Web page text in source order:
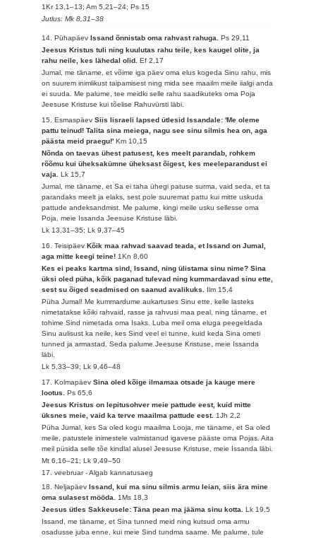
1Kr 13,1–13; Am 5,21–24; Ps 15
Jutlus: Mk 8,31–38
14. PühapäevIssand õnnistab oma rahvast rahuga.Ps 29,11
Jeesus Kristus tuli ning kuulutas rahu teile, kes kaugel olite, ja
rahu neile, kes lähedal olid.Ef 2,17
Jumal, me täname, et võime iga päev oma elus kogeda Sinu rahu, mis
on suurem inimlikust taipamisest ning mida see maailm meile iialgi anda
ei suuda. Me palume, tee meidki selle rahu saadikuteks oma Poja
Jeesuse Kristuse kui tõelise Rahuvürsti läbi.
15. EsmaspäevSiis Iisraeli lapsed ütlesid Issandale: 'Me oleme
pattu teinud! Talita sina meiega, nagu see sinu silmis hea on, aga
päästa meid praegu!'Km 10,15
Nõnda on taevas ühest patusest, kes meelt parandab, rohkem
rõõmu kui üheksakümne üheksast õigest, kes meeleparandust ei
vaja.Lk 15,7
Jumal, me täname, et Sa ei taha ühegi patuse surma, vaid seda, et ta
parandaks meelt ja elaks, sest pole suuremat pattu kui mitte uskuda
pattude andeksandmist. Me palume, kingi meile usku sellesse oma
Poja, meie Issanda Jeesuse Kristuse läbi.
Lk 13,31–35; Lk 9,37–45
16. TeisipäevKõik maa rahvad saavad teada, et Issand on Jumal,
aga mitte keegi teine! 1Kn 8,60
Kes ei peaks kartma sind, Issand, ning ülistama sinu nime? Sina
üksi oled püha, kõik paganad tulevad ning kummardavad sinu ette,
sest su õiged seadmised on saanud avalikuks. Ilm 15,4
Püha Jumal! Me kummardume aukartuses Sinu ette, kelle lasteks
nimetatakse kõiki rahvaid, rasse ja rahvusi maa peal, ning täname, et
tohime Sind nimetada oma Isaks. Luba meil oma eluga peegeldada
Sinu aulisust ka neile, kes Sind veel ei tunne, kuid keda Sina ometi
tunned ja armastad. Seda palume Jeesuse Kristuse, meie Issanda
läbi.
Lk 5,33–39; Lk 9,46–48
17. KolmapäevSina oled kõige ilmamaa otsade ja kauge mere
lootus.Ps 65,6
Jeesus Kristus on lepitusohver meie pattude eest, kuid mitte
üksnes meie, vaid ka terve maailma pattude eest. 1Jh 2,2
Püha Jumal, kes Sa oled kogu maailma Looja, me täname, et Sa oled
meile, patustele inimestele valmistanud igavese pääste oma Pojas. Aita
meil püsida selle tõe kindlal alusel Jeesuse Kristuse, meie Issanda läbi.
Mt 6,16–21; Lk 9,49–50
17. veebruar - Algab kannatusaeg
18. NeljapäevIssand, kui ma sinu silmis armu leian, siis ära mine
oma sulasest mööda. 1Ms 18,3
Jeesus ütles Sakkeusele: Täna pean ma jääma sinu kotta.Lk 19,5
Issand, me täname, et Sina tunned meid ning kutsud oma armu
osadusse juba enne, kui meie Sind tundma saame. Me palume, tule